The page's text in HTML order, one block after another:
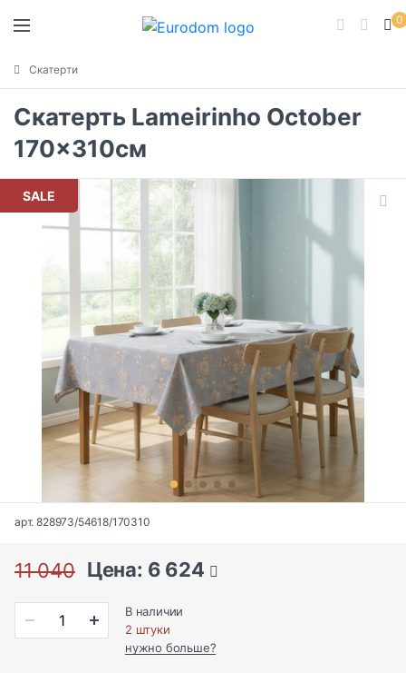
0
Скатерти
Скатерть Lameirinho October
170x310см
SALE
арт. 828973/54618/170310
11 040 Цена: 6 624
В наличии
2 штуки
нужно больше?